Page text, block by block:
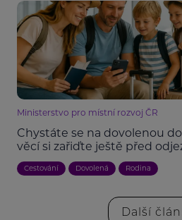
Ministerstvo pro místní rozvoj ČR
Chystáte se na dovolenou
věcí si zařiďte ještě před
Cestování Dovolená Rodina
Další